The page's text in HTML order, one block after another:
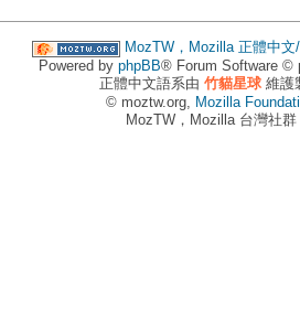
MozTW，Mozilla 正體中文
Powered by phpBB® Forum Software ©
正體中文語系由 竹貓星球維護
© moztw.org, Mozilla
MozTW，Mozilla 台灣社群